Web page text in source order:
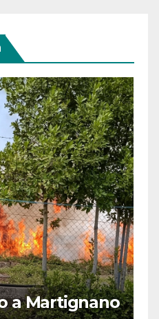
a Martignano